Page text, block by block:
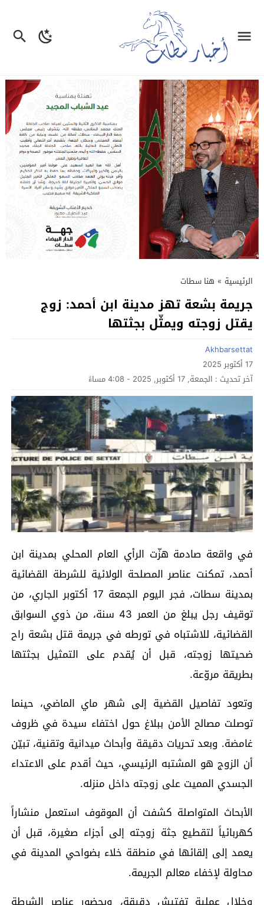
الرئيسية » هنا سطات
جريمة بشعة تهز مدينة ابن أحمد: زوج
يقتل زوجته ويمثّل بجثتها
Akhbarsettat
17 أكتوبر 2025
آخر تحديث : الجمعة, 17 أكتوبر, 2025 - 4:08 مساءً
في واقعة صادمة هزّت الرأي العام المحلي بمدينة ابن
أحمد، تمكنت عناصر المصلحة الولائية للشرطة القضائية
بمدينة سطات، فجر اليوم الجمعة 17 أكتوبر الجاري، من
توقيف رجل يبلغ من العمر 43 سنة، من ذوي السوابق
القضائية، للاشتباه في تورطه في جريمة قتل بشعة راح
ضحيتها زوجته، قبل أن يُقدم على التمثيل بجثتها
بطريقة مروّعة.
وتعود تفاصيل القضية إلى شهر ماي الماضي، حينما
توصلت مصالح الأمن ببلاغ حول اختفاء سيدة في ظروف
غامضة. وبعد تحريات دقيقة وأبحاث ميدانية وتقنية، تبيّن
أن الزوج هو المشتبه الرئيسي، حيث أقدم على الاعتداء
الجسدي المميت على زوجته داخل منزله.
الأبحاث المتواصلة كشفت أن الموقوف استعمل منشاراً
كهربائياً لتقطيع جثة زوجته إلى أجزاء صغيرة، قبل أن
يعمد إلى إلقائها في منطقة خلاء بضواحي المدينة في
محاولة لإخفاء معالم الجريمة.